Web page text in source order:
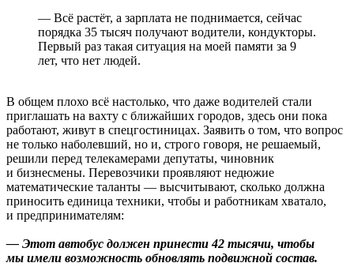
— Всё растёт, а зарплата не поднимается, сейчас
порядка 35 тысяч получают водители, кондукторы.
Первый раз такая ситуация на моей памяти за 9
лет, что нет людей.
В общем плохо всё настолько, что даже водителей стали
приглашать на вахту с ближайших городов, здесь они пока
работают, живут в спецгостиницах. Заявить о том, что вопрос
не только наболевший, но и, строго говоря, не решаемый,
решили перед телекамерами депутаты, чиновник
и бизнесмены. Перевозчики проявляют недюжие
математические таланты — высчитывают, сколько должна
приносить единица техники, чтобы и работникам хватало,
и предпринимателям:
— Этот автобус должен принести 42 тысячи, чтобы
мы имели возможность обновлять подвижной состав.